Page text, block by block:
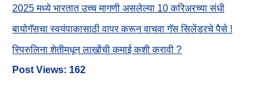
2025 मध्ये भारतात उच्च मागणी असलेल्या 10 करिअरच्या संधी
बायोगॅसचा स्वयंपाकासाठी वापर करून वाचवा गॅस सिलेंडरचे पैसे !
स्पिरुलिना शेतीमधून लाखोंची कमाई कशी करावी ?
Post Views: 162